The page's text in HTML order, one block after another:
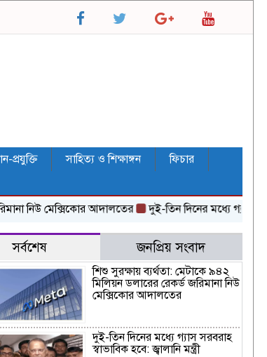
প্রযুক্তি সাহিত্য ও শিক্ষাঙ্গন
ফিচার
নিউ মেক্সিকোর আদালতের দুই-তিন দিনের মধ্যে গ্যাস সরবরাহ
সর্বশেষ জনপ্রিয় সংবাদ
শিশু সুরক্ষায় ব্যর্থতা: মেটাকে ৯৪২
মিলিয়ন ডলারের রেকর্ড জরিমানা নিউ
মেক্সিকোর আদালতের
দুই-তিন দিনের মধ্যে গ্যাস সরবরাহ
স্বাভাবিক হবে: জ্বালানি মন্ত্রী